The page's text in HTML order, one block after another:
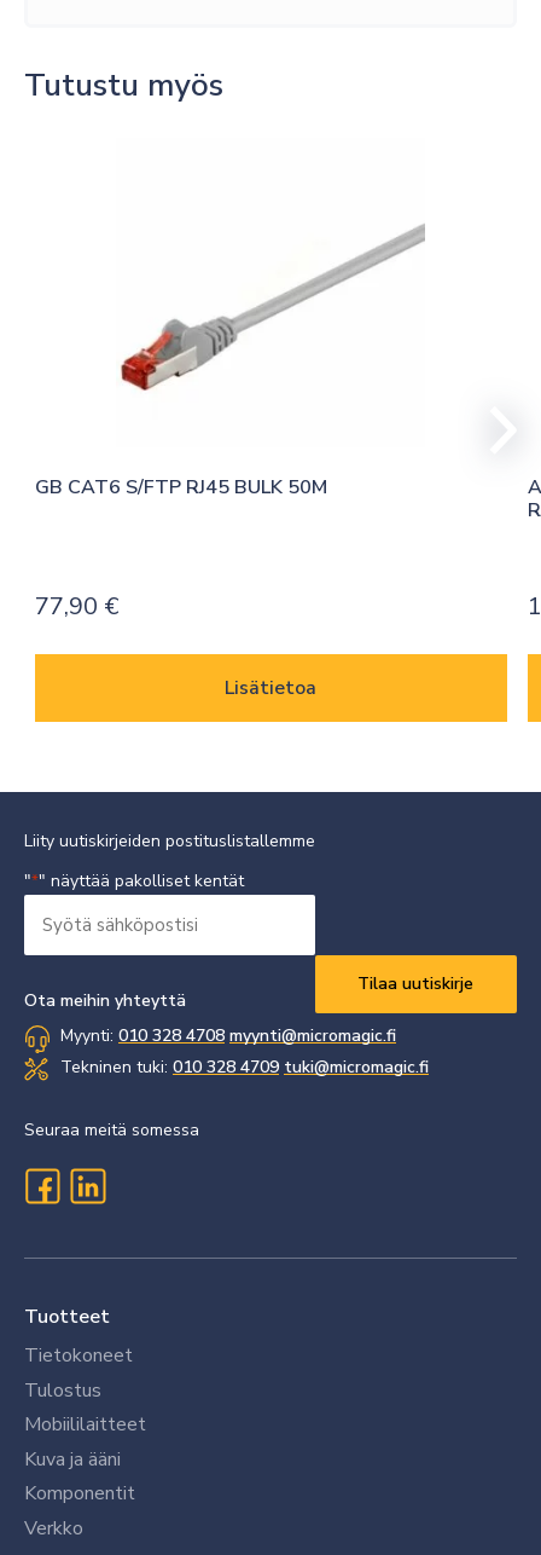
Tutustu myös
GB CAT6 S/FTP RJ45 BULK 50M
77,90 €
Lisätietoa
Liity uutiskirjeiden postituslistallemme
"*" näyttää pakolliset kentät
sähköpostisi
Ota meihin yhteyttä
Myynti: 010 328 4708 myynti@micromagic.fi
Tekninen tuki: 010 328 4709 tuki@micromagic.fi
Seuraa meitä somessa
Tuotteet
Tietokoneet
Tulostus
Mobiililaitteet
Kuva ja ääni
Komponentit
Verkko